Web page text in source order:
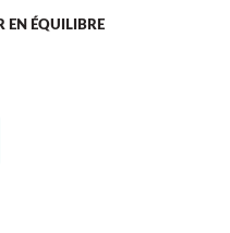
EN ÉQUILIBRE